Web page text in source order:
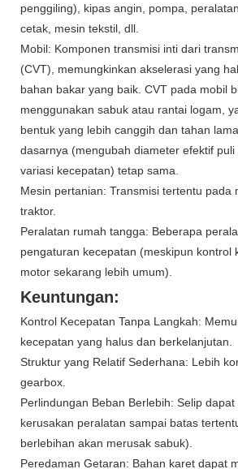
penggiling), kipas angin, pompa,
cetak, mesin tekstil, dll.
Mobil: Komponen transmisi inti dari
(CVT), memungkinkan akselerasi yang
bahan bakar yang baik. CVT pada mobil
menggunakan sabuk atau rantai logam,
bentuk yang lebih canggih dan tahan
dasarnya (mengubah diameter efektif
variasi kecepatan) tetap sama.
Mesin pertanian: Transmisi tertentu pada
traktor.
Peralatan rumah tangga: Beberapa
pengaturan kecepatan (meskipun kontrol
motor sekarang lebih umum).
Keuntungan:
Kontrol Kecepatan Tanpa Langkah:
kecepatan yang halus dan berkelanjutan.
Struktur yang Relatif Sederhana: Lebih
gearbox.
Perlindungan Beban Berlebih: Selip dapat
kerusakan peralatan sampai batas
berlebihan akan merusak sabuk).
Peredaman Getaran: Bahan karet dapat